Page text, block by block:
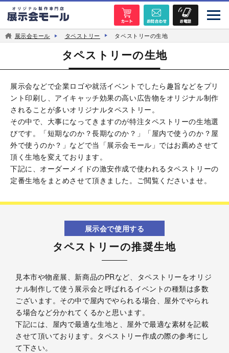
展示会モール タペストリー タペストリーの生地
タペストリーの生地
展示会などで企業ロゴや就活イベントでしたら趣旨などをプリ
ント印刷し、アイキャッチ効果の高い広告物をオリジナル制作
されることが多いオリジナルタペストリー。
その中で、大事になってきますのが特注タペストリーの生地選
びです。「短期なのか？長期なのか？」「屋内で使うのか？屋
外で使うのか？」などで当「展示会モール」ではお薦めさせて
頂く生地を変えております。
下記に、オーダーメイドの激安作成で使われるタペストリーの
定番生地をまとめさせて頂きました。ご閲覧くださいませ。
展示会で使用する
タペストリーの推奨生地
見本市や物産展、新商品のPRなど、タペストリーをオリジ
ナル制作して使う展示会と呼ばれるイベントの種類は多数
ございます。その中で屋内でやられる場合、屋外でやられ
る場合など分かれてくるかと思います。
下記には、屋内で最適な生地と、屋外で最適な素材を記載
させて頂いております。タペストリー作成の際の参考にし
て下さい。